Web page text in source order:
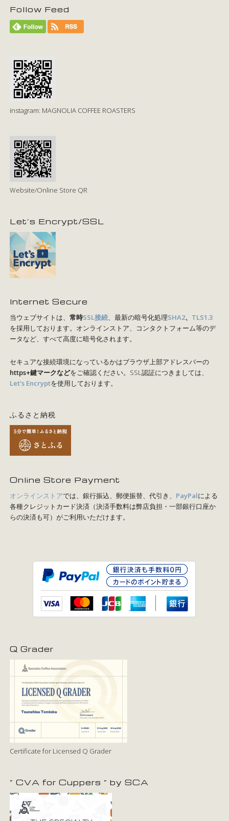
Follow Feed
instagram: MAGNOLIA COFFEE ROASTERS
Website/Online Store QR
Let’s Encrypt/SSL
Internet Secure
当ウェブサイトは、常時SSL接続、最新の暗号化処理SHA2、 TLS1.3
を採用しております。オンラインストア、コンタクトフォーム等のデ
ータなど、すべて高度に暗号化されます。
セキュアな接続環境になっているかはブラウザ上部アドレスバーの
https+鍵マークなどをご確認ください。SSL認証につきましては、
Let's Encryptを使用しております。
ふるさと納税
Online Store Payment
オンラインストアでは、銀行振込、郵便振替、代引き、 PayPalによる
各種クレジットカード決済（決済手数料は弊店負担・一部銀行口座か
らの決済も可）がご利用いただけます。
Q Grader
Certificate for Licensed Q Grader
” CVA for Cuppers ” by SCA